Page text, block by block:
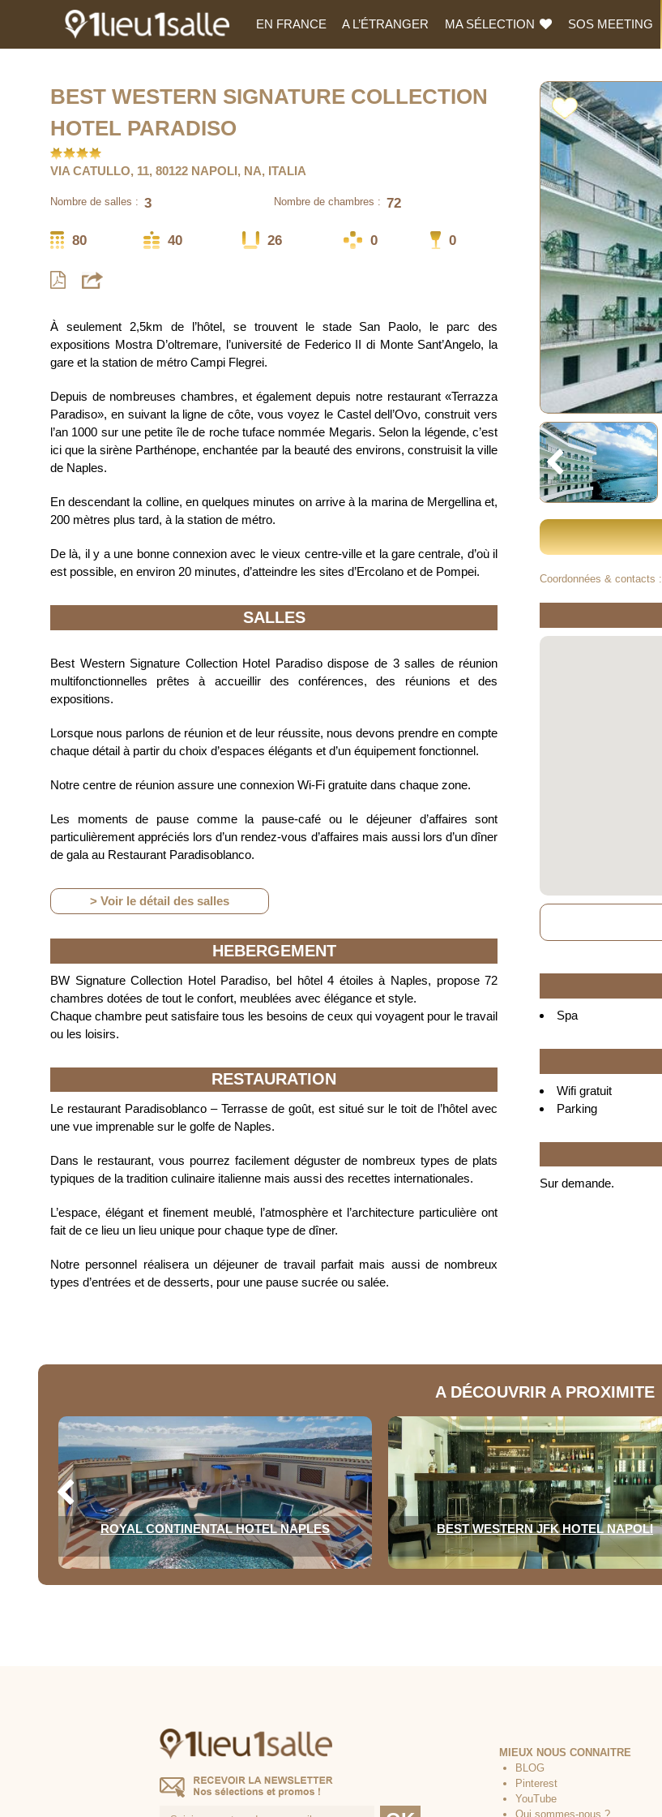
EN FRANCE A L’ÉTRANGER MA SÉLECTION SOS MEETING
BEST WESTERN SIGNATURE COLLECTION
HOTEL PARADISO
VIA CATULLO, 11, 80122 NAPOLI, NA, ITALIA
Nombre de salles : 3 Nombre de chambres : 72
80 40 26 0 0
À seulement 2,5km de l’hôtel, se trouvent le stade San Paolo, le parc des
expositions Mostra D’oltremare, l’université de Federico II di Monte Sant’Angelo, la
gare et la station de métro Campi Flegrei.
Depuis de nombreuses chambres, et également depuis notre restaurant «Terrazza
Paradiso», en suivant la ligne de côte, vous voyez le Castel dell’Ovo, construit vers
l’an 1000 sur une petite île de roche tuface nommée Megaris. Selon la légende, c’est
ici que la sirène Parthénope, enchantée par la beauté des environs, construisit la ville
de Naples.
En descendant la colline, en quelques minutes on arrive à la marina de Mergellina et,
200 mètres plus tard, à la station de métro.
De là, il y a une bonne connexion avec le vieux centre-ville et la gare centrale, d’où il
est possible, en environ 20 minutes, d’atteindre les sites d’Ercolano et de Pompei.
SALLES
Best Western Signature Collection Hotel Paradiso dispose de 3 salles de réunion
multifonctionnelles prêtes à accueillir des conférences, des réunions et des
expositions.
Lorsque nous parlons de réunion et de leur réussite, nous devons prendre en compte
chaque détail à partir du choix d’espaces élégants et d’un équipement fonctionnel.
Notre centre de réunion assure une connexion Wi-Fi gratuite dans chaque zone.
Les moments de pause comme la pause-café ou le déjeuner d’affaires sont
particulièrement appréciés lors d’un rendez-vous d’affaires mais aussi lors d’un dîner
de gala au Restaurant Paradisoblanco.
> Voir le détail des salles
HEBERGEMENT
BW Signature Collection Hotel Paradiso, bel hôtel 4 étoiles à Naples, propose 72
chambres dotées de tout le confort, meublées avec élégance et style.
Chaque chambre peut satisfaire tous les besoins de ceux qui voyagent pour le travail
ou les loisirs.
RESTAURATION
Le restaurant Paradisoblanco – Terrasse de goût, est situé sur le toit de l’hôtel avec
une vue imprenable sur le golfe de Naples.
Dans le restaurant, vous pourrez facilement déguster de nombreux types de plats
typiques de la tradition culinaire italienne mais aussi des recettes internationales.
L’espace, élégant et finement meublé, l’atmosphère et l’architecture particulière ont
fait de ce lieu un lieu unique pour chaque type de dîner.
Notre personnel réalisera un déjeuner de travail parfait mais aussi de nombreux
types d’entrées et de desserts, pour une pause sucrée ou salée.
Coordonnées & contacts :
Spa
Wifi gratuit
Parking
Sur demande.
A DÉCOUVRIR A PROXIMITE
ROYAL CONTINENTAL HOTEL NAPLES BEST WESTERN JFK HOTEL NAPOLI
MIEUX NOUS CONNAITRE
BLOG
Pinterest
YouTube
Qui sommes-nous ?